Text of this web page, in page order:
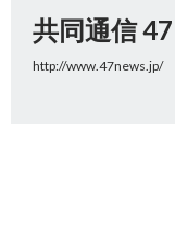
共同通信
http://www.47news.jp/